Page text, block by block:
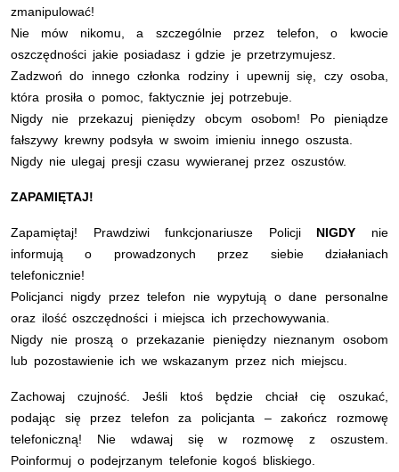
zmanipulować!
Nie mów nikomu, a szczególnie przez telefon, o kwocie
oszczędności jakie posiadasz i gdzie je przetrzymujesz.
Zadzwoń do innego członka rodziny i upewnij się, czy osoba,
która prosiła o pomoc, faktycznie jej potrzebuje.
Nigdy nie przekazuj pieniędzy obcym osobom! Po pieniądze
fałszywy krewny podsyła w swoim imieniu innego oszusta.
Nigdy nie ulegaj presji czasu wywieranej przez oszustów.
ZAPAMIĘTAJ!
Zapamiętaj! Prawdziwi funkcjonariusze Policji NIGDY nie
informują o prowadzonych przez siebie działaniach
telefonicznie!
Policjanci nigdy przez telefon nie wypytują o dane personalne
oraz ilość oszczędności i miejsca ich przechowywania.
Nigdy nie proszą o przekazanie pieniędzy nieznanym osobom
lub pozostawienie ich we wskazanym przez nich miejscu.
Zachowaj czujność. Jeśli ktoś będzie chciał cię oszukać,
podając się przez telefon za policjanta – zakończ rozmowę
telefoniczną! Nie wdawaj się w rozmowę z oszustem.
Poinformuj o podejrzanym telefonie kogoś bliskiego.